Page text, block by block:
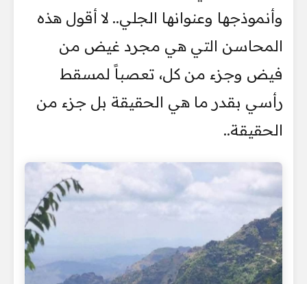
وأنموذجها وعنوانها الجلي.. لا أقول هذه
المحاسن التي هي مجرد غيض من
فيض وجزء من كل، تعصباً لمسقط
رأسي بقدر ما هي الحقيقة بل جزء من
الحقيقة..